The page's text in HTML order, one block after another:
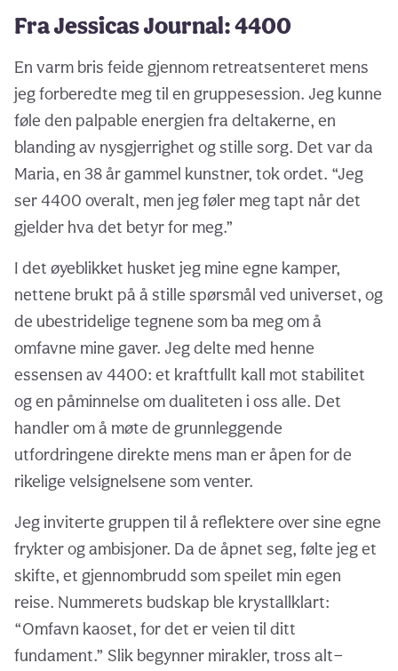
Fra Jessicas Journal: 4400
En varm bris feide gjennom retreatsenteret mens
jeg forberedte meg til en gruppesession. Jeg kunne
føle den palpable energien fra deltakerne, en
blanding av nysgjerrighet og stille sorg. Det var da
Maria, en 38 år gammel kunstner, tok ordet. “Jeg
ser 4400 overalt, men jeg føler meg tapt når det
gjelder hva det betyr for meg.”
I det øyeblikket husket jeg mine egne kamper,
nettene brukt på å stille spørsmål ved universet, og
de ubestridelige tegnene som ba meg om å
omfavne mine gaver. Jeg delte med henne
essensen av 4400: et kraftfullt kall mot stabilitet
og en påminnelse om dualiteten i oss alle. Det
handler om å møte de grunnleggende
utfordringene direkte mens man er åpen for de
rikelige velsignelsene som venter.
Jeg inviterte gruppen til å reflektere over sine egne
frykter og ambisjoner. Da de åpnet seg, følte jeg et
skifte, et gjennombrudd som speilet min egen
reise. Nummerets budskap ble krystallklart:
“Omfavn kaoset, for det er veien til ditt
fundament.” Slik begynner mirakler, tross alt—